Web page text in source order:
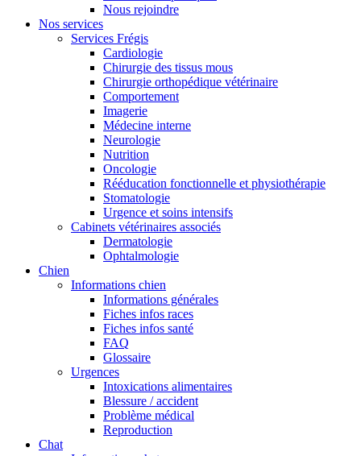
Nous rejoindre
Nos services
Services Frégis
Cardiologie
Chirurgie des tissus mous
Chirurgie orthopédique vétérinaire
Comportement
Imagerie
Médecine interne
Neurologie
Nutrition
Oncologie
Rééducation fonctionnelle et physiothérapie
Stomatologie
Urgence et soins intensifs
Cabinets vétérinaires associés
Dermatologie
Ophtalmologie
Chien
Informations chien
Informations générales
Fiches infos races
Fiches infos santé
FAQ
Glossaire
Urgences
Intoxications alimentaires
Blessure / accident
Problème médical
Reproduction
Chat